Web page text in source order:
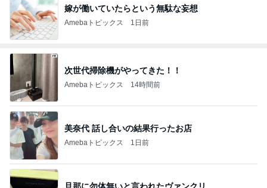
嫁が働いていたらという無駄な妄想
Amebaトピックス 1日前
次世代掃除機がやってきた！！
Amebaトピックス 14時間前
美奈代 話し合いの結果行ったお店
Amebaトピックス 1日前
旦那に勿体無いと言われたヴァンクリ